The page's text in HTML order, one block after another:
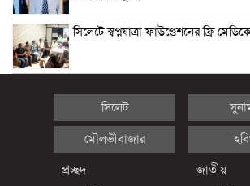
সিলেটে স্বপ্নযাত্রা ফাউণ্ডেশনের ফ্রি
সিলেট
মৌলভীবাজার
প্রচ্ছদ
জাতীয়